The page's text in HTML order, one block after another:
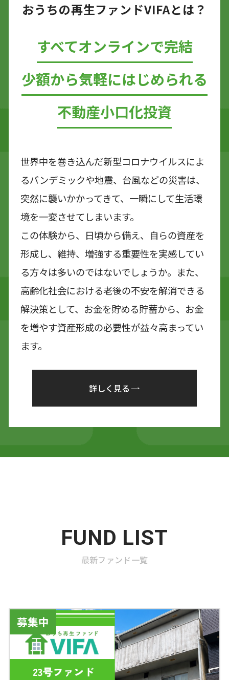
おうちの再生ファンドVIFAとは？
すべてオンラインで完結
少額から気軽にはじめられる
不動産小口化投資
世界中を巻き込んだ新型コロナウイルスによ
るパンデミックや地震、台風などの災害は、
突然に襲いかかってきて、一瞬にして生活環
境を一変させてしまいます。
この体験から、日頃から備え、自らの資産を
形成し、維持、増強する重要性を実感してい
る方々は多いのではないでしょうか。また、
高齢化社会における老後の不安を解消できる
解決策として、お金を貯める貯蓄から、お金
を増やす資産形成の必要性が益々高まってい
ます。
詳しく見る
FUND LIST
最新ファンド一覧
募集中